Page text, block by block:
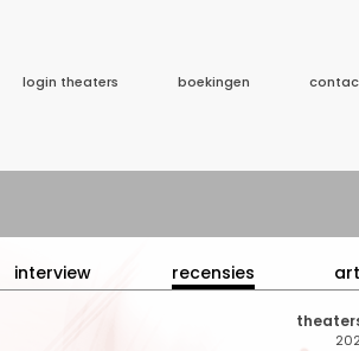
login theaters boekingen
interview recensies